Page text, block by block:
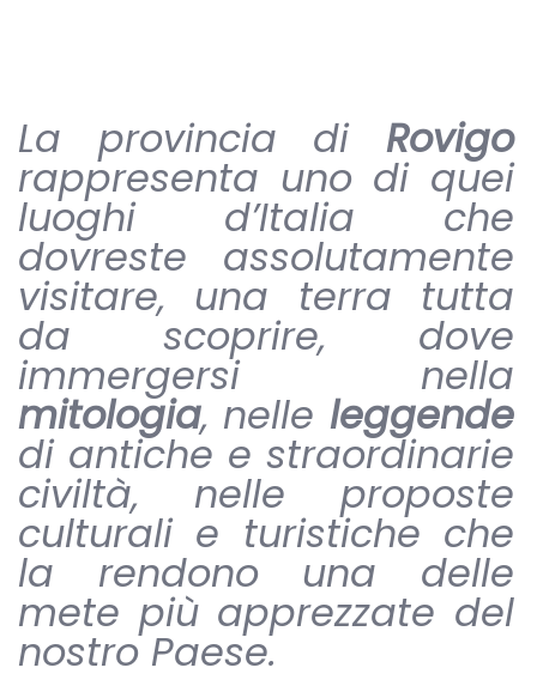
La provincia di Rovigo
rappresenta uno di quei
luoghi d’Italia che
dovreste assolutamente
visitare, una terra tutta
da scoprire, dove
immergersi nella
mitologia, nelle leggende
di antiche e straordinarie
civiltà, nelle proposte
culturali e turistiche che
la rendono una delle
mete più apprezzate del
nostro Paese.